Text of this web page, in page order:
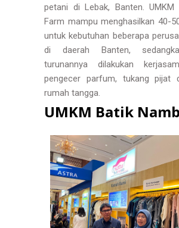
petani di Lebak, Banten. UMKM
Farm mampu menghasilkan 40-
untuk kebutuhan beberapa
di daerah Banten,
turunannya dilakukan
pengecer parfum, tukang pijat
rumah tangga.
UMKM Batik